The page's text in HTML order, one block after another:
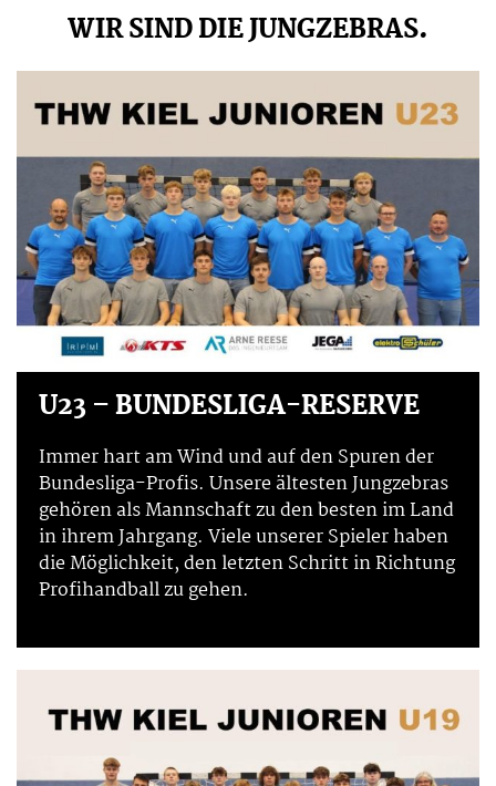
WIR SIND DIE JUNGZEBRAS.
U23 – BUNDESLIGA-RESERVE
Immer hart am Wind und auf den Spuren der
Bundesliga-Profis. Unsere ältesten Jungzebras
gehören als Mannschaft zu den besten im Land
in ihrem Jahrgang. Viele unserer Spieler haben
die Möglichkeit, den letzten Schritt in Richtung
Profihandball zu gehen.